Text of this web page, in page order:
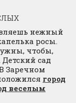
нежный
росы.
чтобы,
сад
Заречном
город
веселым